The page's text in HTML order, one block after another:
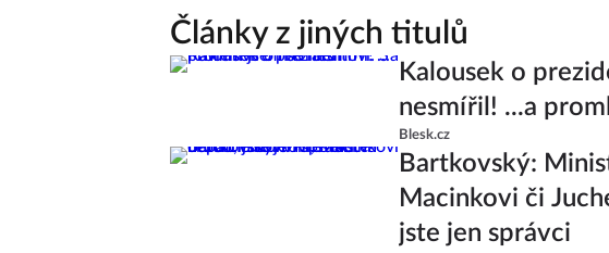
Články z jiných titulů
Kalousek o
nesmířil! ...a
Blesk.cz
Bartkovský:
Macinkovi či
jste jen správci